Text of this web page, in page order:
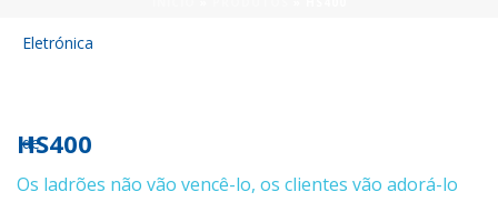
HS400
Os ladrões não vão vencê-lo, os clientes vão adorá-lo